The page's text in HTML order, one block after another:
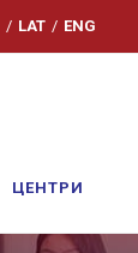
/ LAT / ENG
ЦЕНТРИ